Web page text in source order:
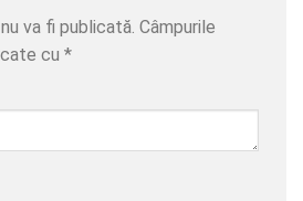
va fi publicată. Câmpurile
cu *